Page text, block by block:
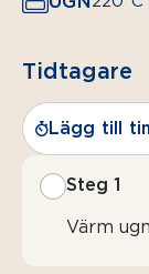
Tidtagare
Lägg till
Steg 1
Värm